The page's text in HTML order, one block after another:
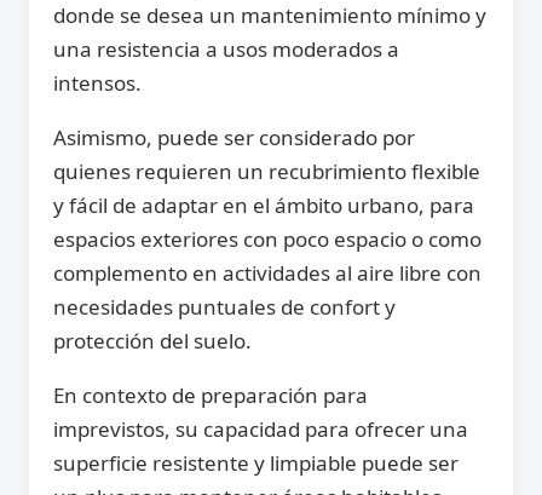
donde se desea un mantenimiento mínimo y
una resistencia a usos moderados a
intensos.
Asimismo, puede ser considerado por
quienes requieren un recubrimiento flexible
y fácil de adaptar en el ámbito urbano, para
espacios exteriores con poco espacio o como
complemento en actividades al aire libre con
necesidades puntuales de confort y
protección del suelo.
En contexto de preparación para
imprevistos, su capacidad para ofrecer una
superficie resistente y limpiable puede ser